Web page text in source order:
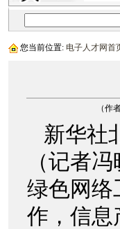
您当前位置: 电子人才网首
（作
新华社
（记者
绿色网络
作，信息